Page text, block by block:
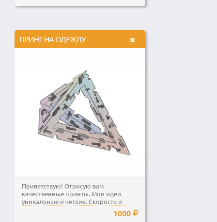
ПРИНТ НА ОДЕЖДУ
Приветствую! Отрисую вам
качественные принты. Мои идеи
уникальные и четкие. Скорость и
1000